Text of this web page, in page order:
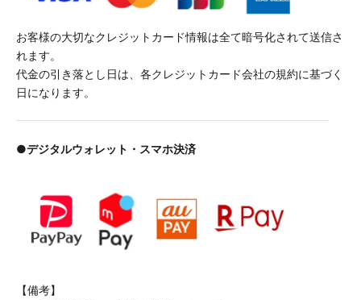
お客様の大切なクレジットカード情報は全て暗号化されて送信さ
れます。
代金の引き落とし日は、各クレジットカード会社の規約に基づく
日になります。
●デジタルウォレット・スマホ決済
【備考】